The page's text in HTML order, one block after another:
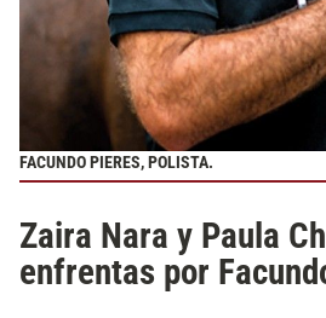
FACUNDO PIERES, POLISTA.
Zaira Nara y Paula
enfrentas por